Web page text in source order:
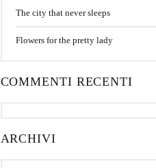
The city that never sleeps
Flowers for the pretty lady
COMMENTI RECENTI
ARCHIVI